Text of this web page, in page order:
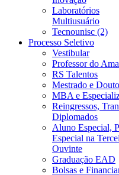
Laboratórios
Multiusuário
Tecnounisc (2)
Processo Seletivo
Vestibular
Professor do
RS Talentos
Mestrado e
MBA e
Reingressos,
Diplomados
Aluno Especial,
Especial na
Ouvinte
Graduação EAD
Bolsas e